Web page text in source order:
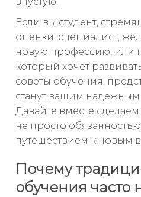
Если вы студент,
оценки, специалист,
новую профессию, или
который хочет
советы обучения,
станут вашим
Давайте вместе
не просто
путешествием к новым
Почему
обучения часто